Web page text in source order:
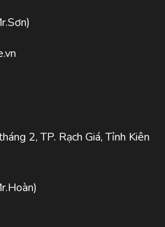
2, TP. Rạch Giá, Tỉnh Kiên